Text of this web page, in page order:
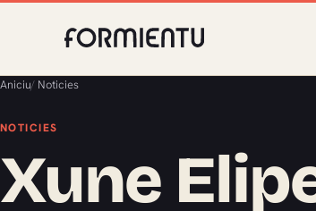
Aniciu/ Noticies
NOTICIES
Xune